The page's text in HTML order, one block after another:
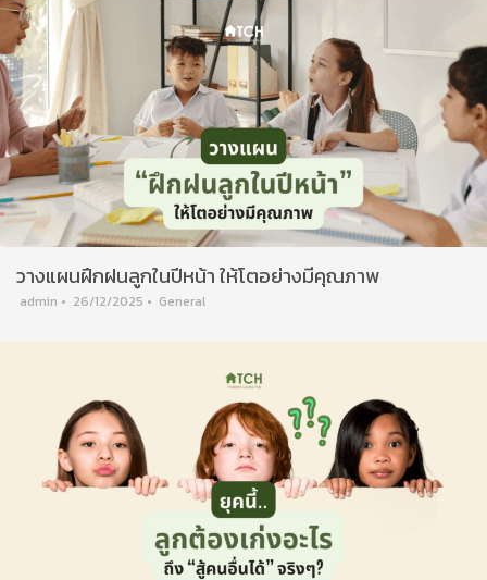
วางแผนฝึกฝนลูกในปีหน้า ให้โตอย่างมีคุณภาพ
admin • 26/12/2025 • General